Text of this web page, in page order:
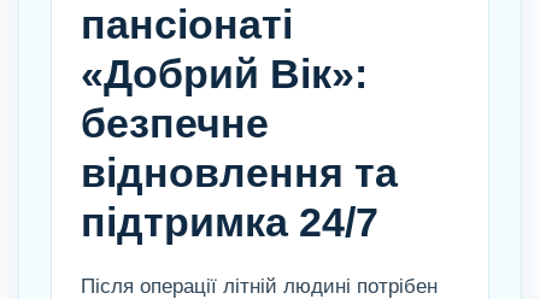
пансіонаті
«Добрий Вік»:
безпечне
відновлення та
підтримка 24/7
Після операції літній людині потрібен